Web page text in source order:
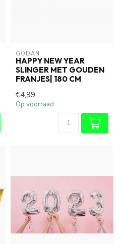
GODAN
HAPPY NEW YEAR
SLINGER MET GOUDEN
FRANJES| 180 CM
€4,99
Op voorraad